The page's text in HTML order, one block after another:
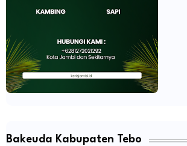
Bakeuda Kabupaten Tebo